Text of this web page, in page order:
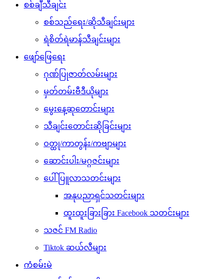
စစ်ချီသီချင်း
စစ်သည်ရေး/ဆိုသီချင်းများ
ရဲစိတ်ရဲမာန်သီချင်းများ
ဖျော်ဖြေရေး
ဂုဏ်ပြုဇာတ်လမ်းများ
မှတ်တမ်းဗီဒီယိုများ
မွေးနေ့ဆုတောင်းများ
သီချင်းတောင်းဆိုခြင်းများ
ဝတ္ထု/ကာတွန်း/ကဗျာများ
ဆောင်းပါး/မဂ္ဂဇင်းများ
ပေါ်ပြူလာသတင်းများ
အနုပညာရှင်သတင်းများ
ထူးထူးခြားခြား Facebook သတင်းများ
သဇင် FM Radio
Tiktok ဆယ်လီများ
ကံစမ်းမဲ